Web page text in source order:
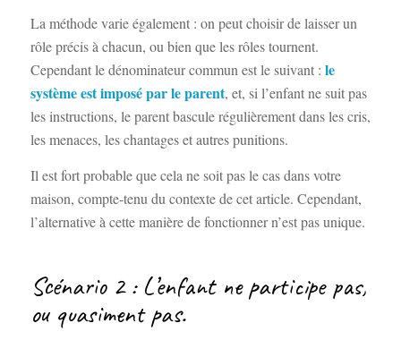
La méthode varie également : on peut choisir de laisser un
rôle précis à chacun, ou bien que les rôles tournent.
Cependant le dénominateur commun est le suivant : le
système est imposé par le parent, et, si l’enfant ne suit pas
les instructions, le parent bascule régulièrement dans les cris,
les menaces, les chantages et autres punitions.
Il est fort probable que cela ne soit pas le cas dans votre
maison, compte-tenu du contexte de cet article. Cependant,
l’alternative à cette manière de fonctionner n’est pas unique.
Scénario 2 : L’enfant ne participe pas,
ou quasiment pas.